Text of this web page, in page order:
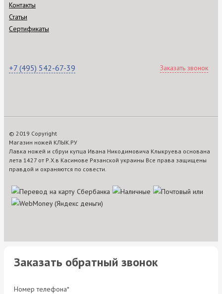
Контакты
Статьи
Сертификаты
+7 (495) 542-67-39 Заказать звонок
© 2019 Copyright
Магазин ножей КЛЫК.РУ
Лавка ножей и сбруи купца Ивана Никодимовича Клыкруева основана
лета 1427 от Р.Х.в Касимове Рязанской украины Все права защищены
правдой и охраняются по совести.
Заказать обратный звонок
Номер телефона*